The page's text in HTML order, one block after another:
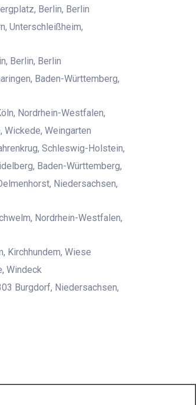
Berlin, Berlin
Unterschleißheim,
Berlin, Berlin
Baden-Württemberg,
Nordrhein-Westfalen,
Wickede, Weingarten
Schleswig-Holstein,
Baden-Württemberg,
Niedersachsen,
Nordrhein-Westfalen,
Kirchhundem, Wiese
Windeck
Burgdorf, Niedersachsen,